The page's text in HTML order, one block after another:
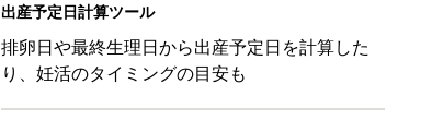
出産予定日計算ツール
排卵日や最終生理日から出産予定日を計算した
り、妊活のタイミングの目安も